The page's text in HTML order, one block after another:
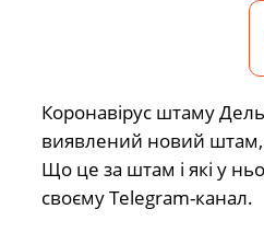
Коронавірус штаму
виявлений новий штам,
Що це за штам і які у
своєму Telegram-канал.